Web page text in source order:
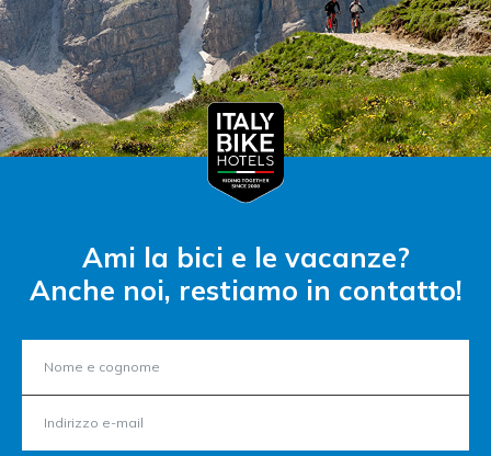
Ami la bici e le vacanze?
Anche noi, restiamo in contatto!